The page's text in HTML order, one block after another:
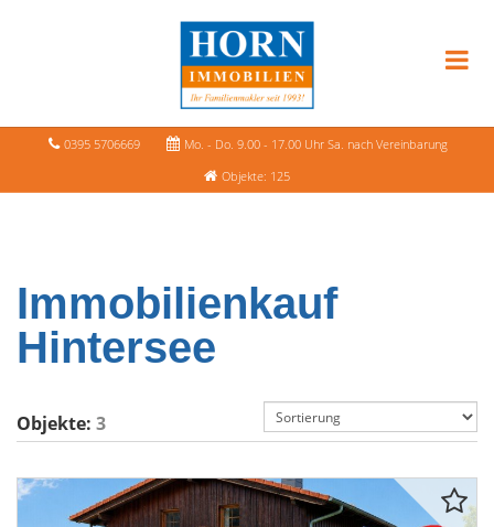
0395 5706669
Mo. - Do. 9.00 - 17.00 Uhr Sa. nach Vereinbarung
Objekte: 125
Immobilienkauf
Hintersee
Objekte: 3